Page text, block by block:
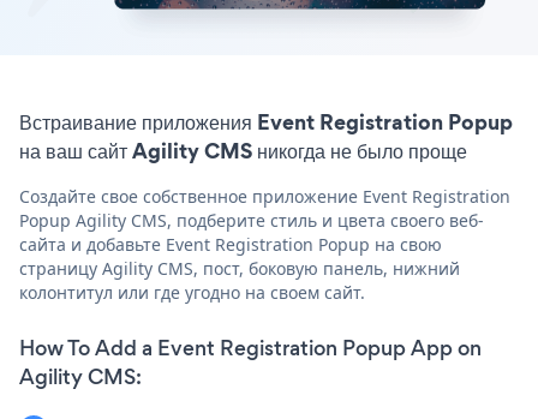
Встраивание приложения Event Registration Popup
на ваш сайт Agility CMS никогда не было проще
Создайте свое собственное приложение Event Registration
Popup Agility CMS, подберите стиль и цвета своего веб-
сайта и добавьте Event Registration Popup на свою
страницу Agility CMS, пост, боковую панель, нижний
колонтитул или где угодно на своем сайт.
How To Add a Event Registration Popup App on
Agility CMS: